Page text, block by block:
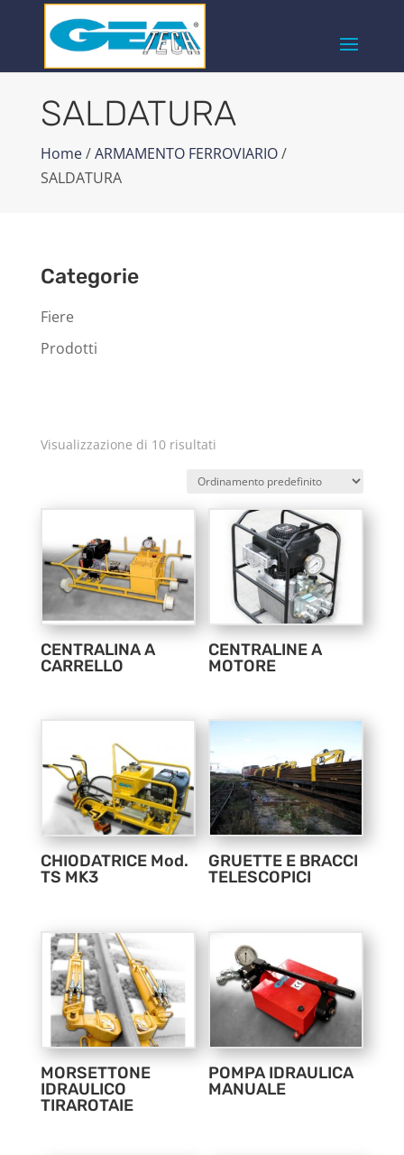
SALDATURA
Home/ARMAMENTO FERROVIARIO/
SALDATURA
Categorie
Fiere
Prodotti
Visualizzazione di 10 risultati
CENTRALINA A
CARRELLO
CENTRALINE A
MOTORE
CHIODATRICE Mod.
TS MK3
GRUETTE E BRACCI
TELESCOPICI
MORSETTONE
IDRAULICO
TIRAROTAIE
POMPA IDRAULICA
MANUALE